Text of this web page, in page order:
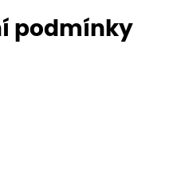
podmínky